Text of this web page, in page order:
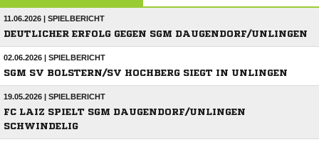
11.06.2026 | SPIELBERICHT
DEUTLICHER ERFOLG GEGEN SGM DAUGENDORF/UNLINGEN
02.06.2026 | SPIELBERICHT
SGM SV BOLSTERN/SV HOCHBERG SIEGT IN UNLINGEN
19.05.2026 | SPIELBERICHT
FC LAIZ SPIELT SGM DAUGENDORF/UNLINGEN
SCHWINDELIG